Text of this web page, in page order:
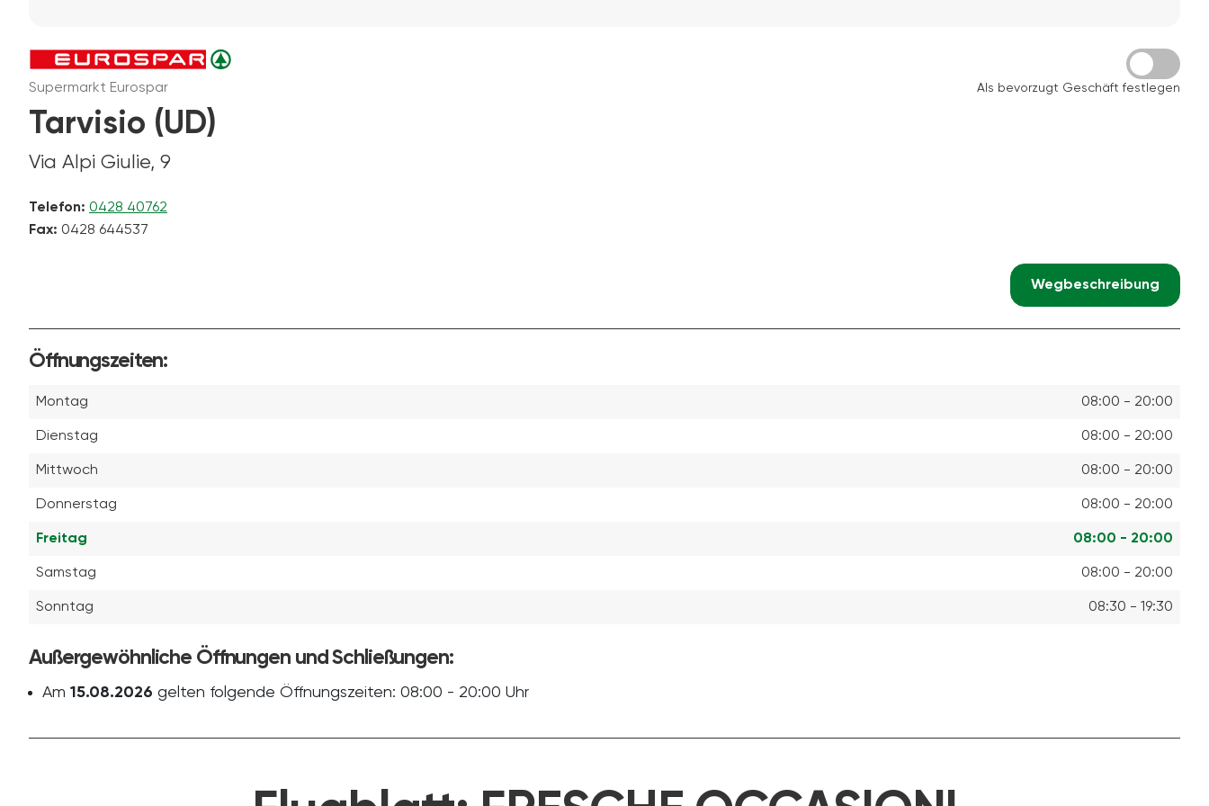
Supermarkt Eurospar
Tarvisio (UD)
Via Alpi Giulie, 9
Telefon: 0428 40762
Fax: 0428 644537
Als bevorzugt Geschäft festlegen
Wegbeschreibung
Öffnungszeiten:
Montag 08:00 - 20:00
Dienstag 08:00 - 20:00
Mittwoch 08:00 - 20:00
Donnerstag 08:00 - 20:00
Freitag 08:00 - 20:00
Samstag 08:00 - 20:00
Sonntag 08:30 - 19:30
Außergewöhnliche Öffnungen und Schließungen:
Am 15.08.2026 gelten folgende Öffnungszeiten: 08:00 - 20:00 Uhr